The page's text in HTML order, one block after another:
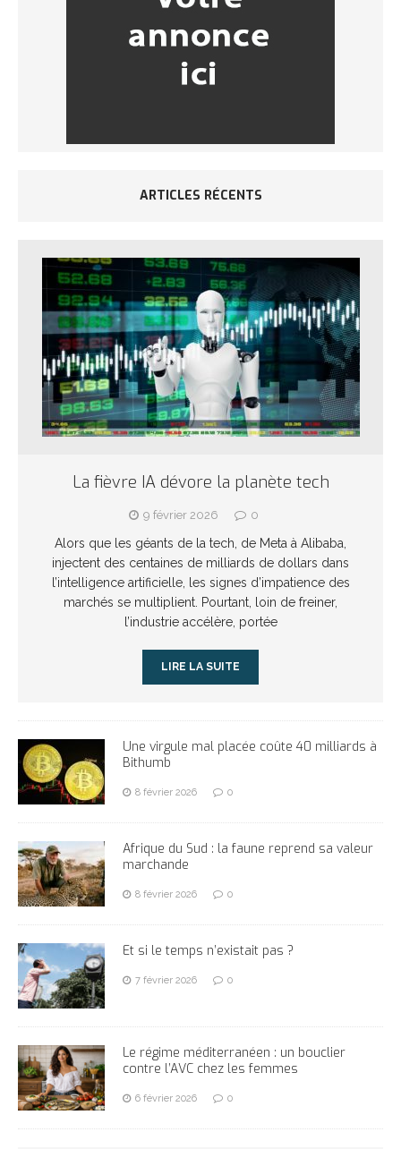
ARTICLES RÉCENTS
La fièvre IA dévore la planète tech
9 février 2026 0
Alors que les géants de la tech, de Meta à Alibaba,
injectent des centaines de milliards de dollars dans
l’intelligence artificielle, les signes d’impatience des
marchés se multiplient. Pourtant, loin de freiner,
l’industrie accélère, portée
LIRE LA SUITE
Une virgule mal placée coûte 40 milliards à
Bithumb
8 février 2026 0
Afrique du Sud : la faune reprend sa valeur
marchande
8 février 2026 0
Et si le temps n’existait pas ?
7 février 2026 0
Le régime méditerranéen : un bouclier
contre l’AVC chez les femmes
6 février 2026 0